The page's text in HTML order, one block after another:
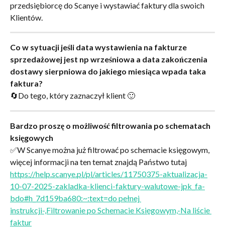
przedsiębiorcę do Scanye i wystawiać faktury dla swoich
Klientów.
Co w sytuacji jeśli data wystawienia na fakturze
sprzedażowej jest np wrześniowa a data zakończenia
dostawy sierpniowa do jakiego miesiąca wpada taka
faktura?
🔄Do tego, który zaznaczył klient 🙂
Bardzo proszę o możliwość filtrowania po schematach
księgowych
✅W Scanye można już filtrować po schemacie księgowym,
więcej informacji na ten temat znajdą Państwo tutaj
https://help.scanye.pl/pl/articles/11750375-aktualizacja-
10-07-2025-zakladka-klienci-faktury-walutowe-jpk_fa-
bdo#h_7d159ba680:~:text=do pełnej
instrukcji-,Filtrowanie po Schemacie Księgowym,-Na liście
faktur